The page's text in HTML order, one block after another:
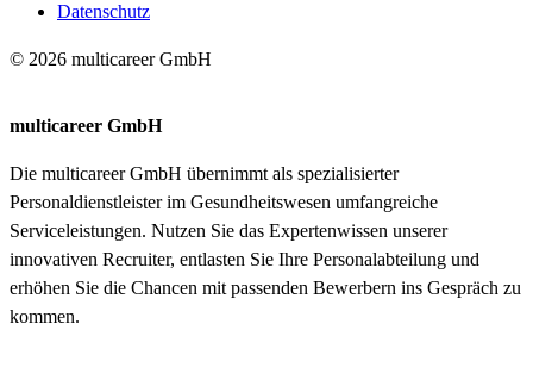
Datenschutz
© 2026 multicareer GmbH
multicareer GmbH
Die multicareer GmbH übernimmt als spezialisierter
Personaldienstleister im Gesundheitswesen umfangreiche
Serviceleistungen. Nutzen Sie das Expertenwissen unserer
innovativen Recruiter, entlasten Sie Ihre Personalabteilung und
erhöhen Sie die Chancen mit passenden Bewerbern ins Gespräch zu
kommen.